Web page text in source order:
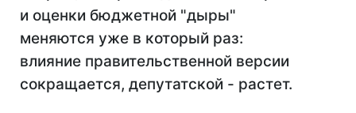
и оценки бюджетной "дыры"
меняются уже в который раз:
влияние правительственной версии
сокращается, депутатской - растет.